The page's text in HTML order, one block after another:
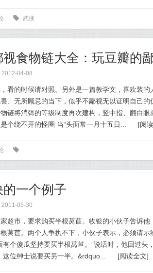
0 武侠
食物链大全：玩豆瓣的
| 2012-04-08
看的时候请对照。另外是一篇教学文，喜欢装
、无所顾忌的当下，似乎不鄙视无以证明自己
链将消弭的等级制度再次建构，竖中指、翻白眼
个绕不开的怪圈 当“头面常一月十五日...
[阅
0
的一个例子
| 2011-05-30
超市，要求购买半根莴苣。收银的小伙子告诉
根莴苣。两个人争执不下，小伙子表示，必须
有个傻瓜坚持要买半根莴苣。”说话时，他回过头
这位绅士说要买另一半。&rdquo...
[阅读全文]